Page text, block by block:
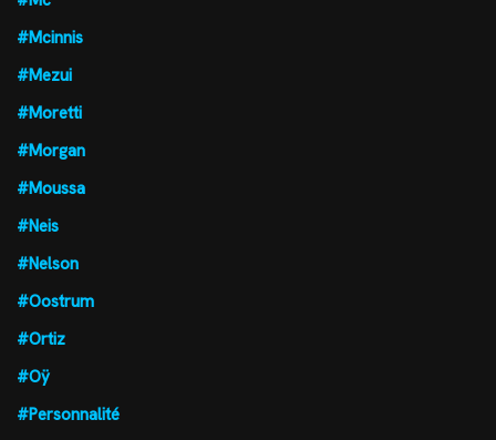
#Mcinnis
#Mezui
#Moretti
#Morgan
#Moussa
#Neis
#Nelson
#Oostrum
#Ortiz
#Oÿ
#Personnalité